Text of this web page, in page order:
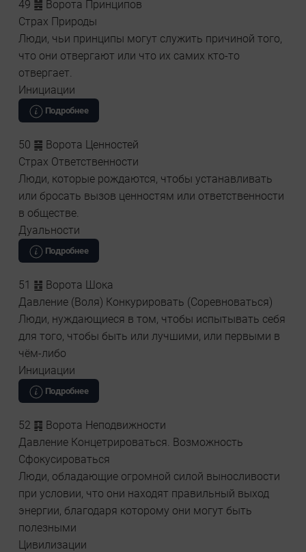
49 ䷰ Ворота Принципов
Страх Природы
Люди, чьи принципы могут служить причиной того,
что они отвергают или что их самих кто-то
отвергает.
Инициации
Подробнее
50 ䷱ Ворота Ценностей
Страх Ответственности
Люди, которые рождаются, чтобы устанавливать
или бросать вызов ценностям или ответственности
в обществе.
Дуальности
Подробнее
51 ䷲ Ворота Шока
Давление (Воля) Конкурировать (Соревноваться)
Люди, нуждающиеся в том, чтобы испытывать себя
для того, чтобы быть или лучшими, или первыми в
чём-либо
Инициации
Подробнее
52 ䷳ Ворота Неподвижности
Давление Концетрироваться. Возможность
Сфокусироваться
Люди, обладающие огромной силой выносливости
при условии, что они находят правильный выход
энергии, благодаря которому они могут быть
полезными
Цивилизации